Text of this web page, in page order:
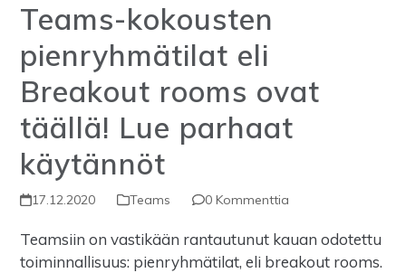
Teams-kokousten
pienryhmätilat eli
Breakout rooms ovat
täällä! Lue parhaat
käytännöt
17.12.2020 Teams 0 Kommenttia
Teamsiin on vastikään rantautunut kauan odotettu
toiminnallisuus: pienryhmätilat, eli breakout rooms.